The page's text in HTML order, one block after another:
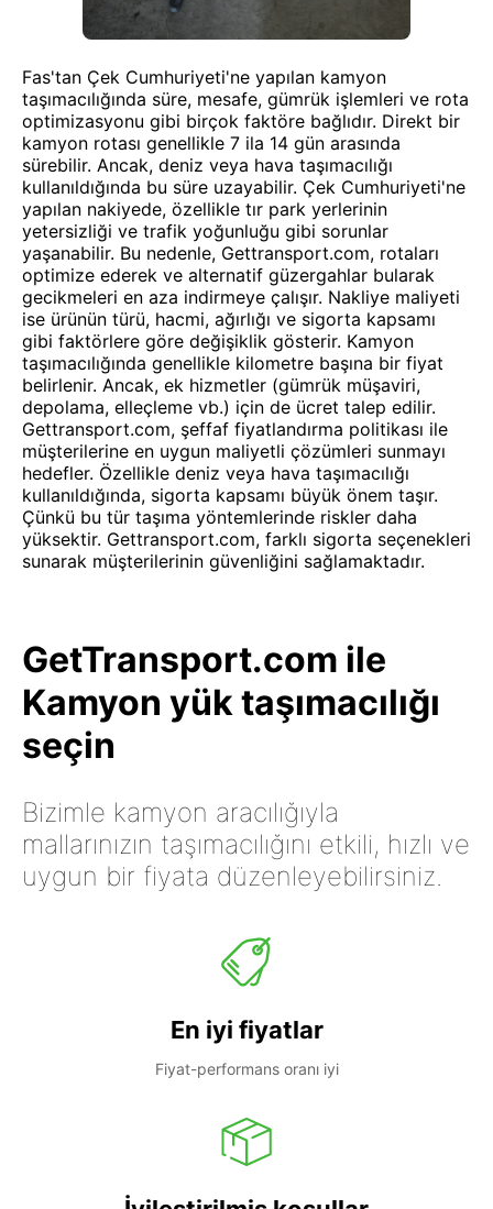
Fas'tan Çek Cumhuriyeti'ne yapılan kamyon
taşımacılığında süre, mesafe, gümrük işlemleri ve rota
optimizasyonu gibi birçok faktöre bağlıdır. Direkt bir
kamyon rotası genellikle 7 ila 14 gün arasında
sürebilir. Ancak, deniz veya hava taşımacılığı
kullanıldığında bu süre uzayabilir. Çek Cumhuriyeti'ne
yapılan nakiyede, özellikle tır park yerlerinin
yetersizliği ve trafik yoğunluğu gibi sorunlar
yaşanabilir. Bu nedenle, Gettransport.com, rotaları
optimize ederek ve alternatif güzergahlar bularak
gecikmeleri en aza indirmeye çalışır. Nakliye maliyeti
ise ürünün türü, hacmi, ağırlığı ve sigorta kapsamı
gibi faktörlere göre değişiklik gösterir. Kamyon
taşımacılığında genellikle kilometre başına bir fiyat
belirlenir. Ancak, ek hizmetler (gümrük müşaviri,
depolama, elleçleme vb.) için de ücret talep edilir.
Gettransport.com, şeffaf fiyatlandırma politikası ile
müşterilerine en uygun maliyetli çözümleri sunmayı
hedefler. Özellikle deniz veya hava taşımacılığı
kullanıldığında, sigorta kapsamı büyük önem taşır.
Çünkü bu tür taşıma yöntemlerinde riskler daha
yüksektir. Gettransport.com, farklı sigorta seçenekleri
sunarak müşterilerinin güvenliğini sağlamaktadır.
GetTransport.com ile
Kamyon yük taşımacılığı
seçin
Bizimle kamyon aracılığıyla
mallarınızın taşımacılığını etkili, hızlı ve
uygun bir fiyata düzenleyebilirsiniz.
En iyi fiyatlar
Fiyat-performans oranı iyi